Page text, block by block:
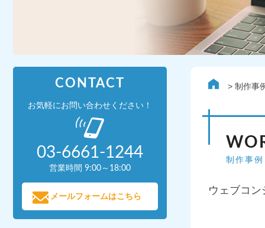
制作事
制作事例
ウェブコ
CONTACT
お気軽にお問い合わせください！
03-6661-1244
営業時間 9:00～18:00
メールフォームはこちら